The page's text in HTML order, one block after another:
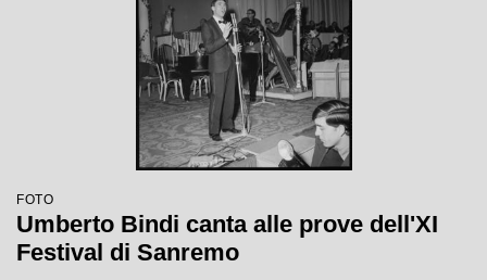
FOTO
Umberto Bindi canta alle prove dell'XI
Festival di Sanremo